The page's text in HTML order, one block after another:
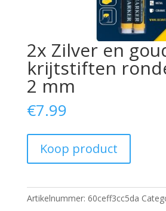
2x Zilver en
krijtstiften
2 mm
€7.99
Koop product
Artikelnummer: 60ceff3cc5da